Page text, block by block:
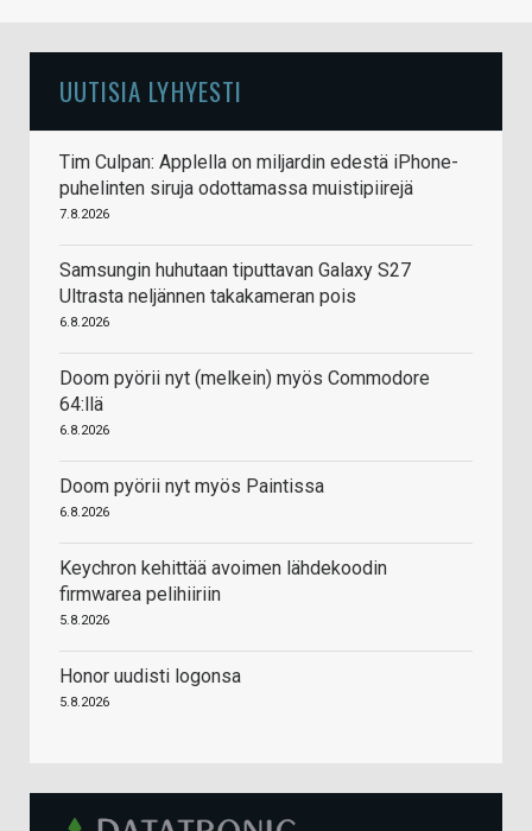
UUTISIA LYHYESTI
Tim Culpan: Applella on miljardin edestä iPhone-
puhelinten siruja odottamassa muistipiirejä
7.8.2026
Samsungin huhutaan tiputtavan Galaxy S27
Ultrasta neljännen takakameran pois
6.8.2026
Doom pyörii nyt (melkein) myös Commodore
64:llä
6.8.2026
Doom pyörii nyt myös Paintissa
6.8.2026
Keychron kehittää avoimen lähdekoodin
firmwarea pelihiiriin
5.8.2026
Honor uudisti logonsa
5.8.2026